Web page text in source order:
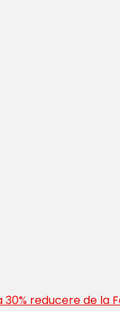
30% reducere de la